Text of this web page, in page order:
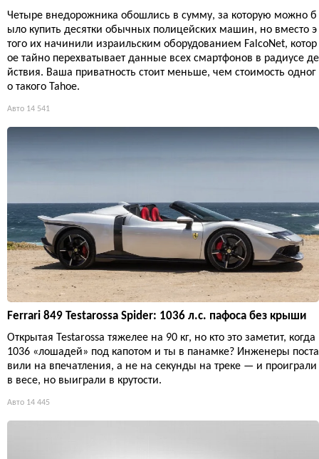
Четыре внедорожника обошлись в сумму, за которую можно б
ыло купить десятки обычных полицейских машин, но вместо э
того их начинили израильским оборудованием FalcoNet, котор
ое тайно перехватывает данные всех смартфонов в радиусе де
йствия. Ваша приватность стоит меньше, чем стоимость одног
о такого Tahoe.
Авто 14 541
Ferrari 849 Testarossa Spider: 1036 л.с. пафоса без крыши
Открытая Testarossa тяжелее на 90 кг, но кто это заметит, когда
1036 «лошадей» под капотом и ты в панамке? Инженеры поста
вили на впечатления, а не на секунды на треке — и проиграли
в весе, но выиграли в крутости.
Авто 14 445